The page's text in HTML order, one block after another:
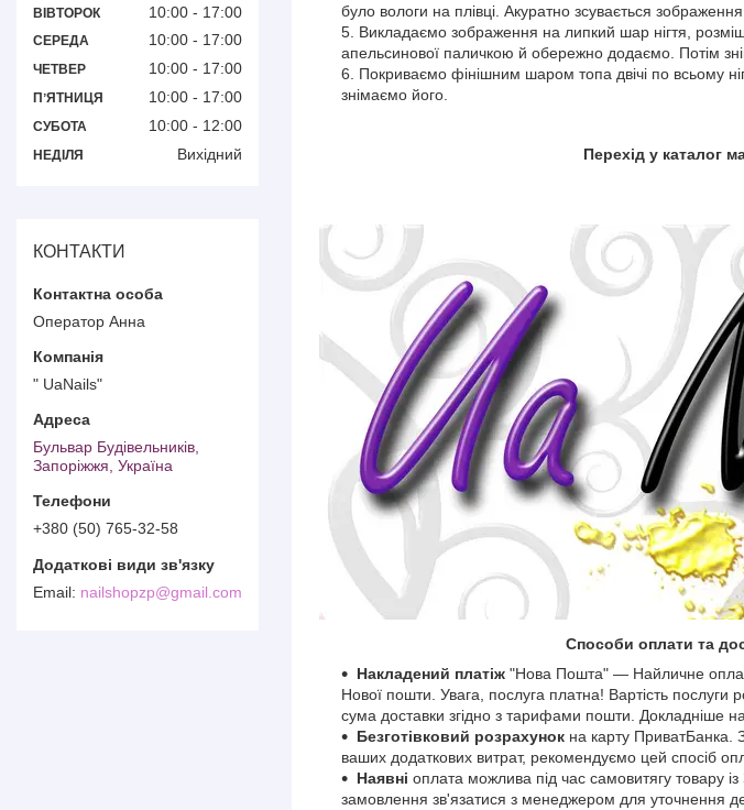
було вологи на плівці. Акуратно зсувається
Викладаємо зображення на липкий шар нігтя,
апельсинової паличкою й обережно додаємо. Потім
Покриваємо фінішним шаром топа двічі по всьому
знімаємо його.
Перехід у каталог
Способи оплати та
Накладений платіж "Нова Пошта" — Найличне
Нової пошти. Увага, послуга платна! Вартість
сума доставки згідно з тарифами пошти. Докладніше
Безготівковий розрахунок на карту ПриватБанка.
ваших додаткових витрат, рекомендуємо цей спосіб
Наявні оплата можлива під час самовитягу товару
замовлення зв'язатися з менеджером для уточнення
ВІВТОРОК 10:00 17:00
СЕРЕДА 10:00 17:00
ЧЕТВЕР 10:00 17:00
ПʼЯТНИЦЯ 10:00 17:00
СУБОТА 10:00 12:00
НЕДІЛЯ Вихідний
КОНТАКТИ
Оператор Анна
" UaNails"
Бульвар Будівельників,
Запоріжжя, Україна
+380 (50) 765-32-58
nailshopzp@gmail.com